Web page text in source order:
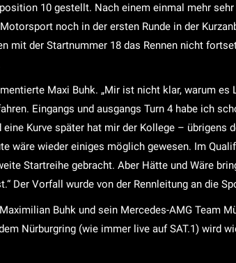
10 gestellt. Nach einem einmal mehr
noch in der ersten Runde in der
mit der Startnummer 18 das Rennen nicht
Maxi Buhk. „Mir ist nicht klar, warum
Eingangs und ausgangs Turn 4 habe ich
eine Kurve später hat mir der Kollege – übrigens
wäre wieder einiges möglich gewesen. Im
Startreihe gebracht. Aber Hätte und Wäre
Der Vorfall wurde von der Rennleitung an die
Buhk und sein Mercedes-AMG Team
Nürburgring (wie immer live auf SAT.1) wird